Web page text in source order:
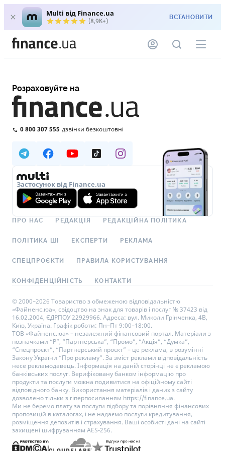
Multi від Finance.ua
(8,9K+) ВСТАНОВИТИ
Розраховуйте на
0 800 307 555 дзвінки безкоштовні
Застосунок від Finance.ua
ПРО НАС РЕДАКЦІЯ РЕДАКЦІЙНА ПОЛІТИКА
ПОЛІТИКА ШІ ЕКСПЕРТИ РЕКЛАМА
СПЕЦПРОЄКТИ ПРАВИЛА КОРИСТУВАННЯ
КОНФІДЕНЦІЙНІСТЬ КОНТАКТИ
© 2000–2026 Товариство з обмеженою відповідальністю
«Файненс.юа», свідоцтво на знак для товарів і послуг № 37423 від
16.02.2004, ЄДРПОУ 22929966. Адреса: вул. Миколи Грінченка, 4В,
Київ, Україна. Графік роботи: Пн–Пт 9:00–18:00.
ТОВ «Файненс.юа» – незалежний фінансовий портал. Матеріали з
позначками “Р”, “Партнерська”, “Промо”, “Акція”, “Думка”,
“Спецпроєкт”, “Партнерський проєкт” – це реклама, в розумінні
Закону України “Про рекламу”. За зміст реклами відповідальність
несе рекламодавець. Інформація на даній сторінці не є рекламою
банківських послуг. Верифіковану банком інформацію про
продукти та послуги можна подивитися на офіційному сайті
відповідного банку. Використання матеріалів і даних з сайту
дозволено тільки з гіперпосиланням https://finance.ua.
Ми не беремо плату за послуги підбору та порівняння фінансових
пропозицій в каталогах, і не надаємо послуги кредитування,
розміщення депозитів і страхування. Ваші особисті дані на сайті
захищені шифруванням AES-256.